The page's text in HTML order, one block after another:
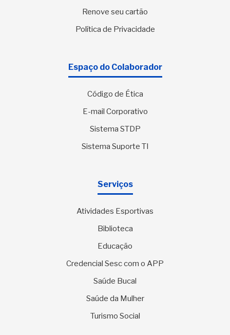
Renove seu cartão
Política de Privacidade
Espaço do Colaborador
Código de Ética
E-mail Corporativo
Sistema STDP
Sistema Suporte TI
Serviços
Atividades Esportivas
Biblioteca
Educação
Credencial Sesc com o APP
Saúde Bucal
Saúde da Mulher
Turismo Social